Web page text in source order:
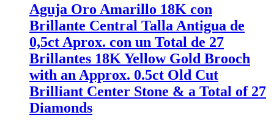
Aguja Oro Amarillo 18K con
Brillante Central Talla Antigua de
0,5ct Aprox. con un Total de 27
Brillantes 18K Yellow Gold Brooch
with an Approx. 0.5ct Old Cut
Brilliant Center Stone & a Total of 27
Diamonds